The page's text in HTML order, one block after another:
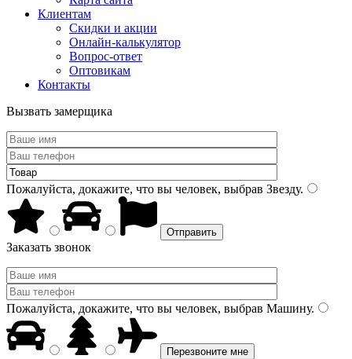
Клиентам
Скидки и акции
Онлайн-калькулятор
Вопрос-ответ
Оптовикам
Контакты
Вызвать замерщика
Пожалуйста, докажите, что вы человек, выбрав Звезду.
Заказать звонок
Пожалуйста, докажите, что вы человек, выбрав Машину.